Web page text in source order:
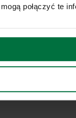
połączyć te